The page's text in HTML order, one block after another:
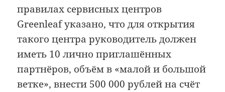
правилах сервисных центров
Greenleaf указано, что для открытия
такого центра руководитель должен
иметь 10 лично приглашённых
партнёров, объём в «малой и большой
ветке», внести 500 000 рублей на счёт